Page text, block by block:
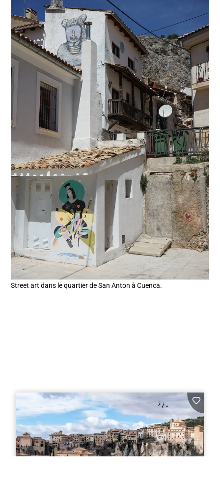
Street art dans le quartier de San Anton à Cuenca.